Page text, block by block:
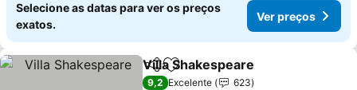
Selecione as datas para ver os preços
exatos.
Ver preços
PartilharAdicionar aos favoritos
Villa Shakespeare
9,2 Excelente
623